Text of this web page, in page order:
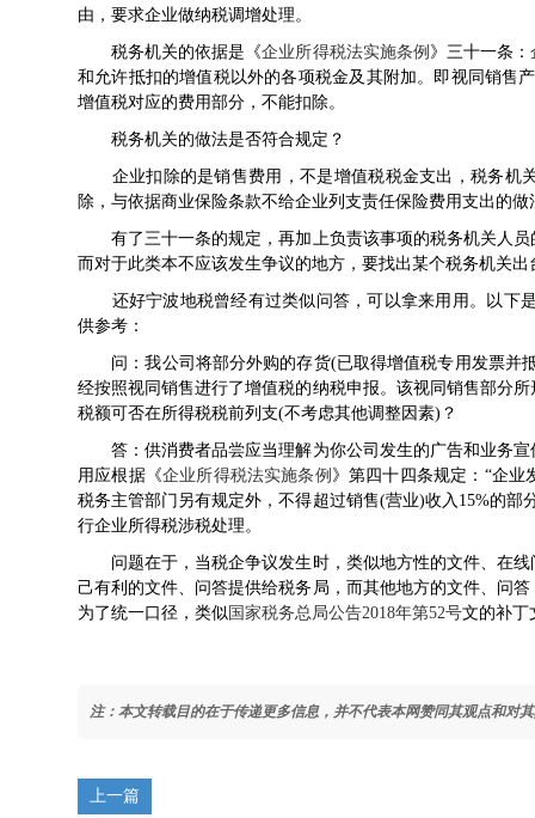
由，要求企业做纳税调增处理。
税务机关的依据是《企业所得税法实施条例 》三十一条：
和允许抵扣的增值税以外的各项税金及其附加。即视同销售
增值税对应的费用部分，不能扣除。
税务机关的做法是否符合规定？
企业扣除的是销售费用，不是增值税税金支出，税务机
除，与依据商业保险条款不给企业列支责任保险费用支出的做
有了三十一条的规定，再加上负责该事项的税务机关人员
而对于此类本不应该发生争议的地方，要找出某个税务机关
还好宁波地税曾经有过类似问答，可以拿来用用。以下
供参考：
问：我公司将部分外购的存货(已取得增值税专用发票并
经按照视同销售进行了增值税的纳税申报。该视同销售部分
税额可否在所得税税前列支(不考虑其他调整因素)？
答：供消费者品尝应当理解为你公司发生的广告和业务宣
用应根据《企业所得税法实施条例 》第四十四条规定：“企
税务主管部门另有规定外，不得超过销售(营业)收入15%的
行企业所得税涉税处理。
问题在于，当税企争议发生时，类似地方性的文件、在线
己有利的文件、问答提供给税务局，而其他地方的文件、问
为了统一口径，类似 国家税务总局公告2018年第52号文的补丁
注：本文转载目的在于传递更多信息，并不代表本网赞同其观点和对
上一篇